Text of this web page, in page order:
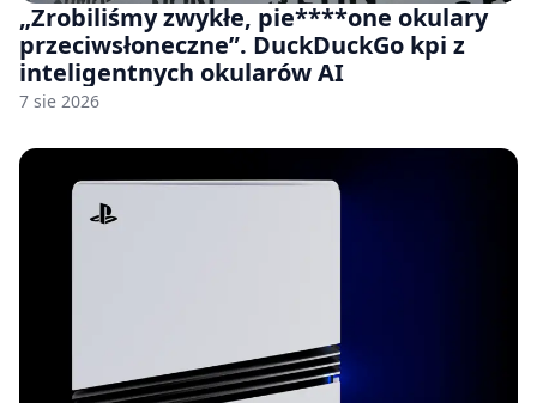
„Zrobiliśmy zwykłe, pie****one okulary
przeciwsłoneczne”. DuckDuckGo kpi z
inteligentnych okularów AI
7 sie 2026